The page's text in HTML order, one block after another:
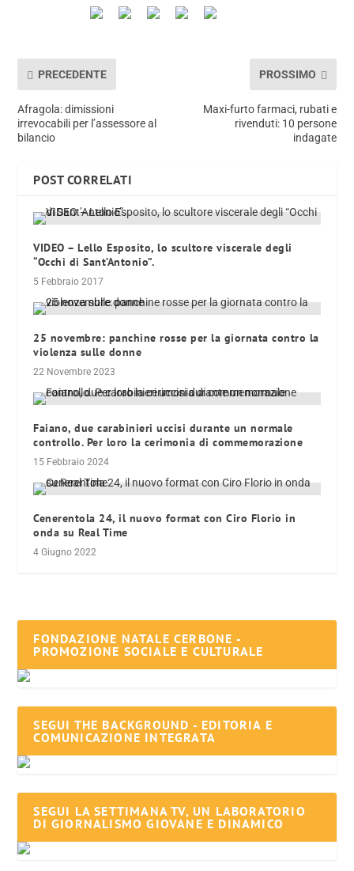
PRECEDENTE
Afragola: dimissioni
irrevocabili per l’assessore al
bilancio
PROSSIMO
Maxi-furto farmaci, rubati e
rivenduti: 10 persone
indagate
POST CORRELATI
VIDEO – Lello Esposito, lo scultore viscerale degli
“Occhi di Sant’Antonio”.
5 Febbraio 2017
25 novembre: panchine rosse per la giornata contro la
violenza sulle donne
22 Novembre 2023
Faiano, due carabinieri uccisi durante un normale
controllo. Per loro la cerimonia di commemorazione
15 Febbraio 2024
Cenerentola 24, il nuovo format con Ciro Florio in
onda su Real Time
4 Giugno 2022
FONDAZIONE NATALE CERBONE -
PROMOZIONE SOCIALE E CULTURALE
SEGUI THE BACKGROUND - EDITORIA E
COMUNICAZIONE INTEGRATA
SEGUI LA SETTIMANA TV, UN LABORATORIO
DI GIORNALISMO GIOVANE E DINAMICO